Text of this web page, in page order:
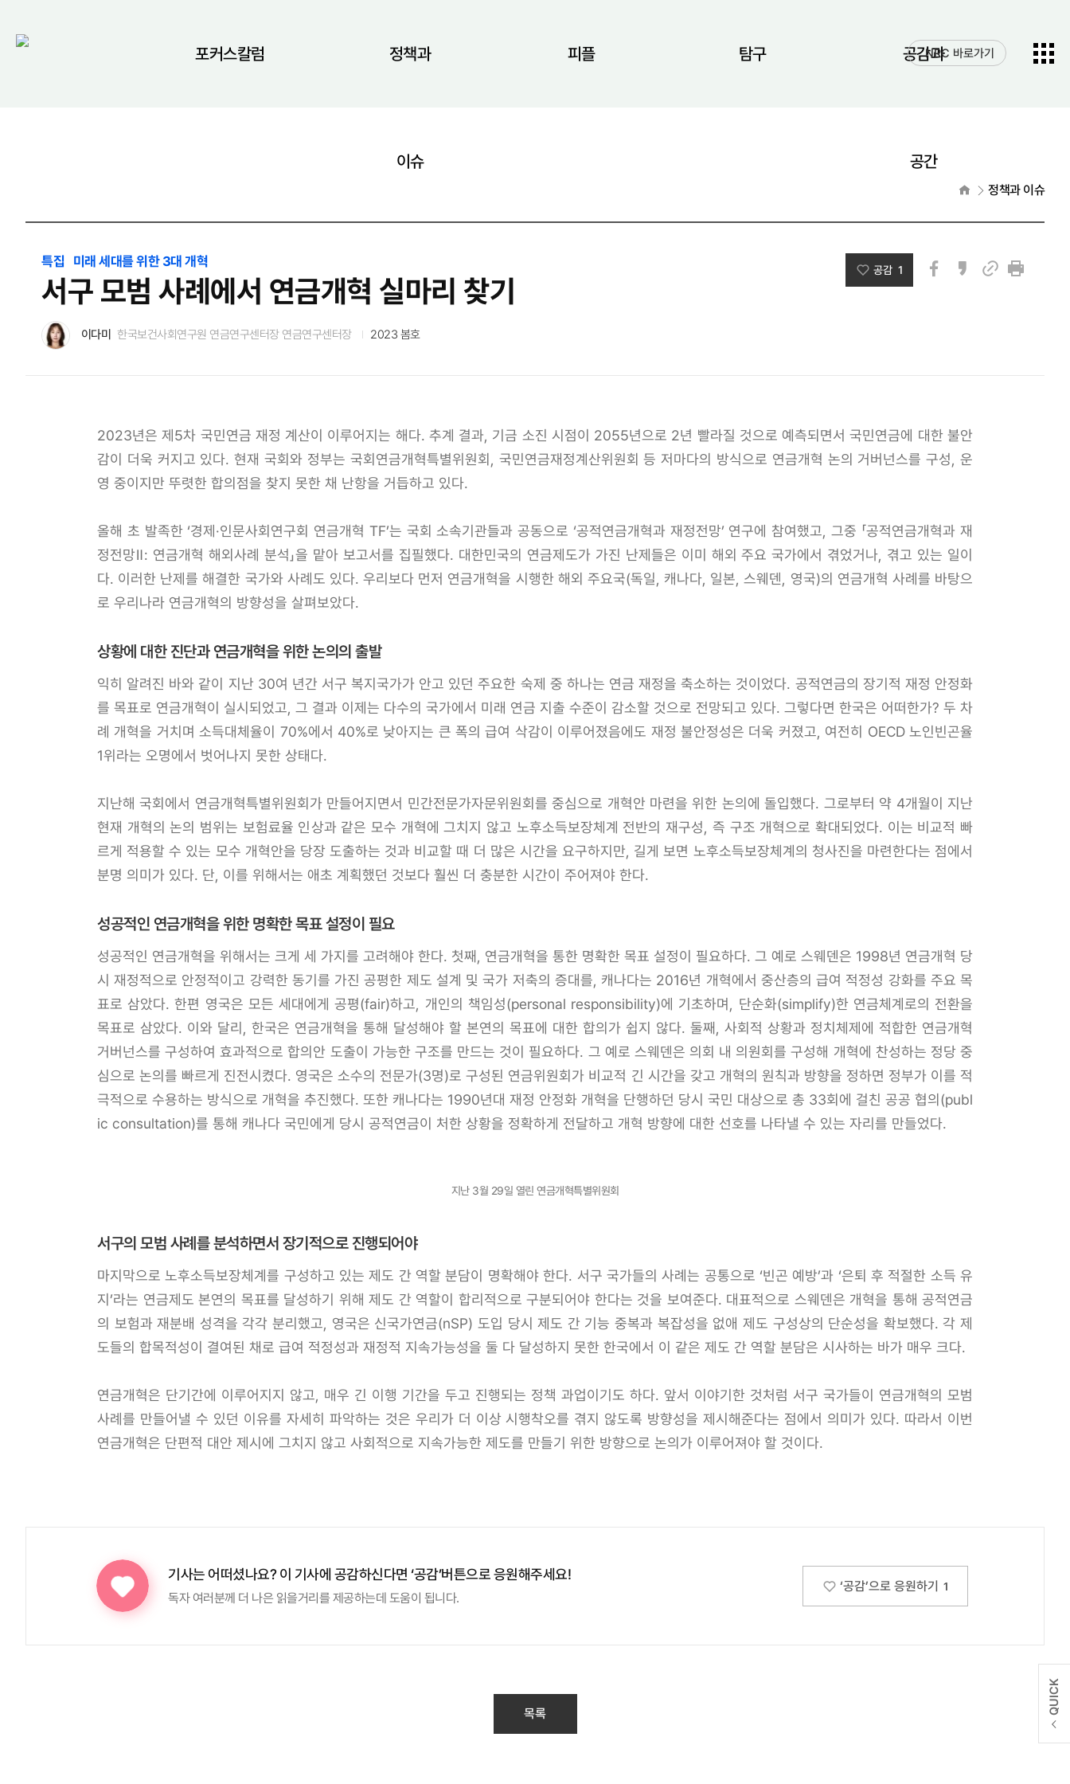
포커스칼럼 정책과
이슈
피플 탐구 공감과
공간
NRC 바로가기
전체메
열기
QUICK
홈으로정책과 이슈
특집 미래 세대를 위한 3대 개혁
서구 모범 사례에서 연금개혁 실마리 찾기
이다미 한국보건사회연구원 연금연구센터장 연금연구센터장 2023 봄호
공감 1
2023년은 제5차 국민연금 재정 계산이 이루어지는 해다. 추계 결과, 기금 소진 시점이 2055년으로 2년 빨라질 것으로 예측되면서 국민연금에 대한 불안
감이 더욱 커지고 있다. 현재 국회와 정부는 국회연금개혁특별위원회, 국민연금재정계산위원회 등 저마다의 방식으로 연금개혁 논의 거버넌스를 구성, 운
영 중이지만 뚜렷한 합의점을 찾지 못한 채 난항을 거듭하고 있다.
올해 초 발족한 ‘경제·인문사회연구회 연금개혁 TF’는 국회 소속기관들과 공동으로 ‘공적연금개혁과 재정전망’ 연구에 참여했고, 그중 「공적연금개혁과 재
정전망Ⅱ: 연금개혁 해외사례 분석」을 맡아 보고서를 집필했다. 대한민국의 연금제도가 가진 난제들은 이미 해외 주요 국가에서 겪었거나, 겪고 있는 일이
다. 이러한 난제를 해결한 국가와 사례도 있다. 우리보다 먼저 연금개혁을 시행한 해외 주요국(독일, 캐나다, 일본, 스웨덴, 영국)의 연금개혁 사례를 바탕으
로 우리나라 연금개혁의 방향성을 살펴보았다.
상황에 대한 진단과 연금개혁을 위한 논의의 출발
익히 알려진 바와 같이 지난 30여 년간 서구 복지국가가 안고 있던 주요한 숙제 중 하나는 연금 재정을 축소하는 것이었다. 공적연금의 장기적 재정 안정화
를 목표로 연금개혁이 실시되었고, 그 결과 이제는 다수의 국가에서 미래 연금 지출 수준이 감소할 것으로 전망되고 있다. 그렇다면 한국은 어떠한가? 두 차
례 개혁을 거치며 소득대체율이 70%에서 40%로 낮아지는 큰 폭의 급여 삭감이 이루어졌음에도 재정 불안정성은 더욱 커졌고, 여전히 OECD 노인빈곤율
1위라는 오명에서 벗어나지 못한 상태다.
지난해 국회에서 연금개혁특별위원회가 만들어지면서 민간전문가자문위원회를 중심으로 개혁안 마련을 위한 논의에 돌입했다. 그로부터 약 4개월이 지난
현재 개혁의 논의 범위는 보험료율 인상과 같은 모수 개혁에 그치지 않고 노후소득보장체계 전반의 재구성, 즉 구조 개혁으로 확대되었다. 이는 비교적 빠
르게 적용할 수 있는 모수 개혁안을 당장 도출하는 것과 비교할 때 더 많은 시간을 요구하지만, 길게 보면 노후소득보장체계의 청사진을 마련한다는 점에서
분명 의미가 있다. 단, 이를 위해서는 애초 계획했던 것보다 훨씬 더 충분한 시간이 주어져야 한다.
성공적인 연금개혁을 위한 명확한 목표 설정이 필요
성공적인 연금개혁을 위해서는 크게 세 가지를 고려해야 한다. 첫째, 연금개혁을 통한 명확한 목표 설정이 필요하다. 그 예로 스웨덴은 1998년 연금개혁 당
시 재정적으로 안정적이고 강력한 동기를 가진 공평한 제도 설계 및 국가 저축의 증대를, 캐나다는 2016년 개혁에서 중산층의 급여 적정성 강화를 주요 목
표로 삼았다. 한편 영국은 모든 세대에게 공평(fair)하고, 개인의 책임성(personal responsibility)에 기초하며, 단순화(simplify)한 연금체계로의 전환을
목표로 삼았다. 이와 달리, 한국은 연금개혁을 통해 달성해야 할 본연의 목표에 대한 합의가 쉽지 않다. 둘째, 사회적 상황과 정치체제에 적합한 연금개혁
거버넌스를 구성하여 효과적으로 합의안 도출이 가능한 구조를 만드는 것이 필요하다. 그 예로 스웨덴은 의회 내 의원회를 구성해 개혁에 찬성하는 정당 중
심으로 논의를 빠르게 진전시켰다. 영국은 소수의 전문가(3명)로 구성된 연금위원회가 비교적 긴 시간을 갖고 개혁의 원칙과 방향을 정하면 정부가 이를 적
극적으로 수용하는 방식으로 개혁을 추진했다. 또한 캐나다는 1990년대 재정 안정화 개혁을 단행하던 당시 국민 대상으로 총 33회에 걸친 공공 협의(publ
ic consultation)를 통해 캐나다 국민에게 당시 공적연금이 처한 상황을 정확하게 전달하고 개혁 방향에 대한 선호를 나타낼 수 있는 자리를 만들었다.
지난 3월 29일 열린 연금개혁특별위원회
서구의 모범 사례를 분석하면서 장기적으로 진행되어야
마지막으로 노후소득보장체계를 구성하고 있는 제도 간 역할 분담이 명확해야 한다. 서구 국가들의 사례는 공통으로 ‘빈곤 예방’과 ‘은퇴 후 적절한 소득 유
지’라는 연금제도 본연의 목표를 달성하기 위해 제도 간 역할이 합리적으로 구분되어야 한다는 것을 보여준다. 대표적으로 스웨덴은 개혁을 통해 공적연금
의 보험과 재분배 성격을 각각 분리했고, 영국은 신국가연금(nSP) 도입 당시 제도 간 기능 중복과 복잡성을 없애 제도 구성상의 단순성을 확보했다. 각 제
도들의 합목적성이 결여된 채로 급여 적정성과 재정적 지속가능성을 둘 다 달성하지 못한 한국에서 이 같은 제도 간 역할 분담은 시사하는 바가 매우 크다.
연금개혁은 단기간에 이루어지지 않고, 매우 긴 이행 기간을 두고 진행되는 정책 과업이기도 하다. 앞서 이야기한 것처럼 서구 국가들이 연금개혁의 모범
사례를 만들어낼 수 있던 이유를 자세히 파악하는 것은 우리가 더 이상 시행착오를 겪지 않도록 방향성을 제시해준다는 점에서 의미가 있다. 따라서 이번
연금개혁은 단편적 대안 제시에 그치지 않고 사회적으로 지속가능한 제도를 만들기 위한 방향으로 논의가 이루어져야 할 것이다.
기사는 어떠셨나요?이 기사에 공감하신다면 ‘공감’버튼으로 응원해주세요!
독자 여러분께 더 나은 읽을거리를 제공하는데 도움이 됩니다.
‘공감’으로 응원하기 1
목록